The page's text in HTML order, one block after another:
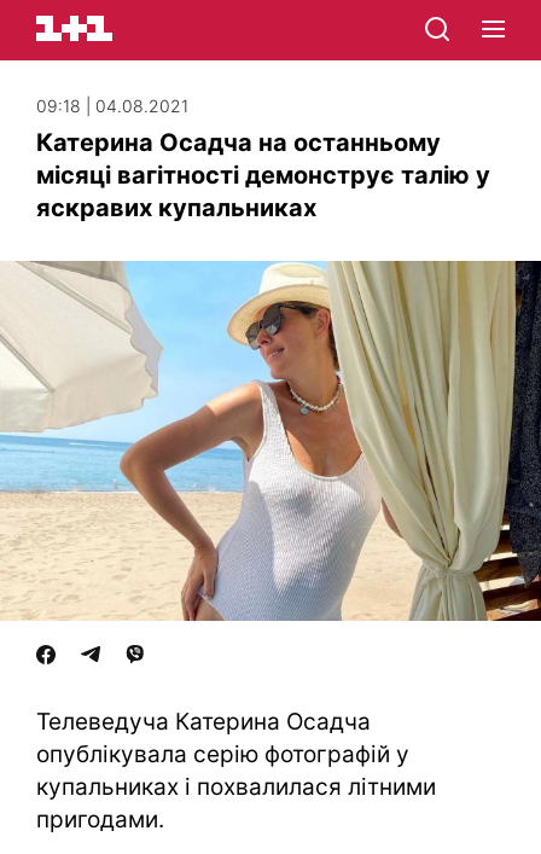
09:18 | 04.08.2021
Катерина Осадча на останньому
місяці вагітності демонструє талію у
яскравих купальниках
Телеведуча Катерина Осадча
опублікувала серію фотографій у
купальниках і похвалилася літними
пригодами.